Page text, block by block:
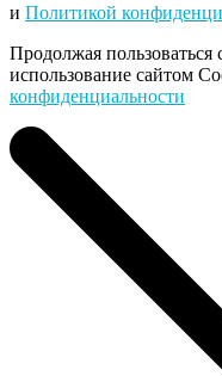
и Политикой
Продолжая пользоваться
использование сайтом
конфиденциальности